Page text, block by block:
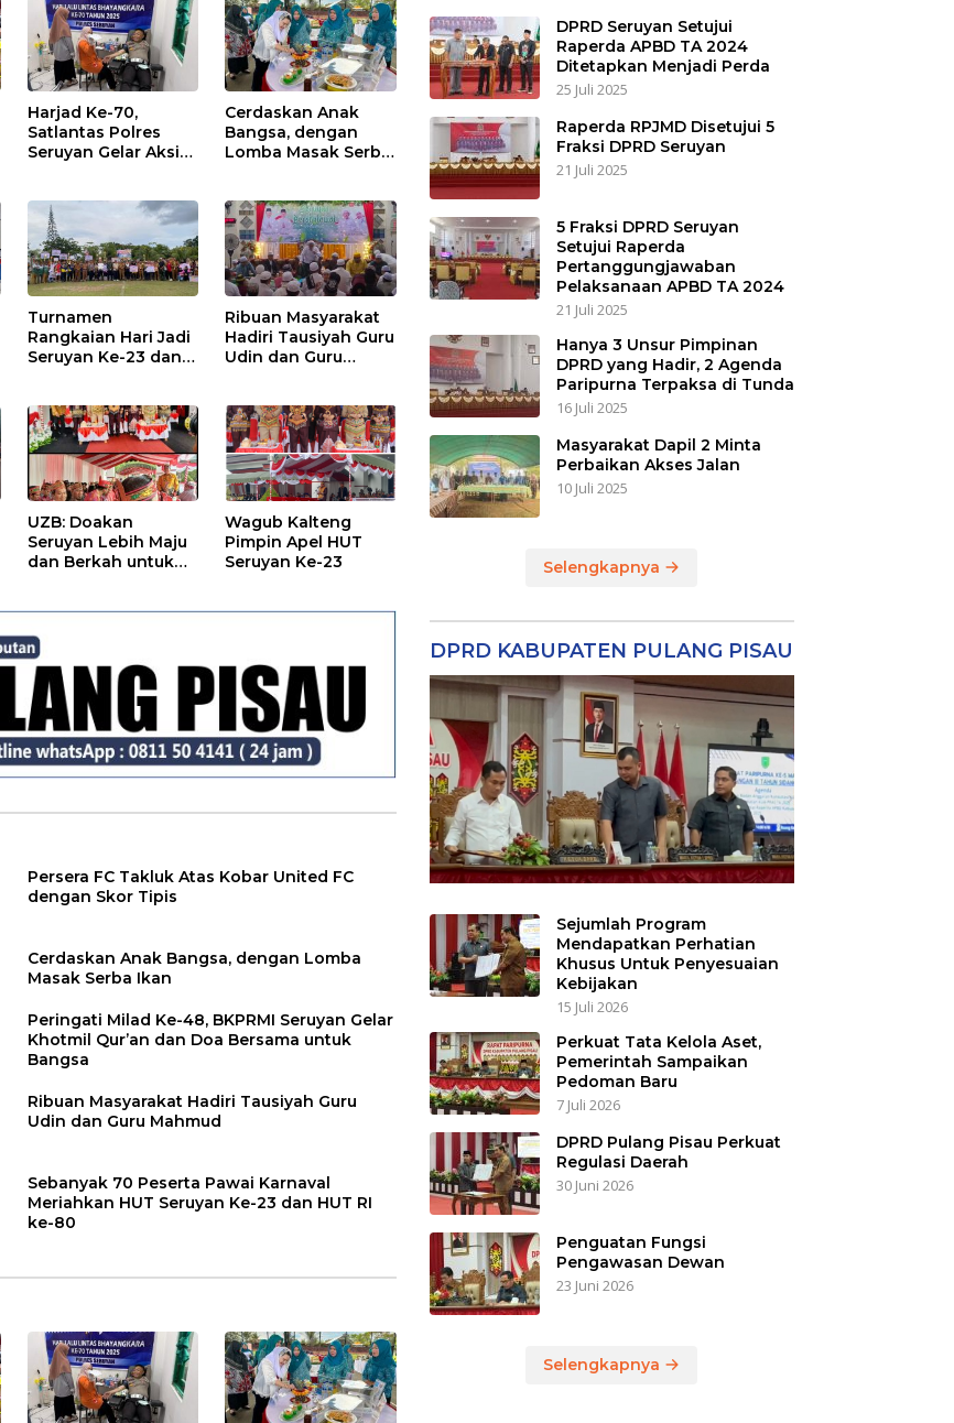
Harjad Ke-70,
Satlantas Polres
Seruyan Gelar Aksi
Cerdaskan Anak
Bangsa, dengan
Lomba Masak Serba
Turnamen
Rangkaian Hari Jadi
Seruyan Ke-23 dan
Ditutup
Ribuan Masyarakat
Hadiri Tausiyah Guru
Udin dan Guru
UZB: Doakan
Seruyan Lebih Maju
dan Berkah untuk
Wagub Kalteng
Pimpin Apel HUT
Seruyan Ke-23
Persera FC Takluk Atas Kobar United FC
dengan Skor Tipis
Cerdaskan Anak Bangsa, dengan Lomba
Masak Serba Ikan
Peringati Milad Ke-48, BKPRMI Seruyan Gelar
Khotmil Qur’an dan Doa Bersama untuk
Bangsa
Ribuan Masyarakat Hadiri Tausiyah Guru
Udin dan Guru Mahmud
Sebanyak 70 Peserta Pawai Karnaval
Meriahkan HUT Seruyan Ke-23 dan HUT RI
ke-80
DPRD Seruyan Setujui
Raperda APBD TA 2024
Ditetapkan Menjadi Perda
25 Juli 2025
Raperda RPJMD Disetujui 5
Fraksi DPRD Seruyan
21 Juli 2025
5 Fraksi DPRD Seruyan
Setujui Raperda
Pertanggungjawaban
Pelaksanaan APBD TA 2024
21 Juli 2025
Hanya 3 Unsur Pimpinan
DPRD yang Hadir, 2 Agenda
Paripurna Terpaksa di Tunda
16 Juli 2025
Masyarakat Dapil 2 Minta
Perbaikan Akses Jalan
10 Juli 2025
Selengkapnya
DPRD KABUPATEN PULANG PISAU
Sejumlah Program
Mendapatkan Perhatian
Khusus Untuk Penyesuaian
Kebijakan
15 Juli 2026
Perkuat Tata Kelola Aset,
Pemerintah Sampaikan
Pedoman Baru
7 Juli 2026
DPRD Pulang Pisau Perkuat
Regulasi Daerah
30 Juni 2026
Penguatan Fungsi
Pengawasan Dewan
23 Juni 2026
Selengkapnya